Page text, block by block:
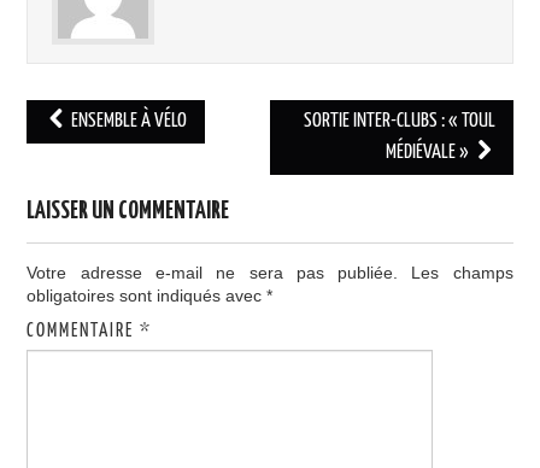
Navigation
des
ENSEMBLE À VÉLO
SORTIE INTER-CLUBS : « TOUL
MÉDIÉVALE »
LAISSER UN COMMENTAIRE
Votre adresse e-mail ne sera pas publiée.
Les champs
obligatoires sont indiqués avec*
COMMENTAIRE*